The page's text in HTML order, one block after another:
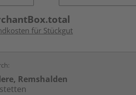
für Stückgut
Remshalden